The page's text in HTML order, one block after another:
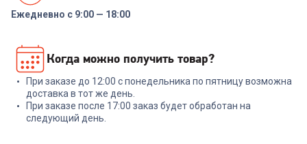
Набор посуды COOLINAR
(92012) 6 предметов
+ 89 бонусов
2 999₽
NADOBA ANEZKA 7 пр
8 999₽
Ежедневно с 9:00 — 18:00
Когда можно получить товар?
При заказе до 12:00 с понедельника по пятницу возможна
доставка в тот же день.
При заказе после 17:00 заказ будет обработан на
следующий день.